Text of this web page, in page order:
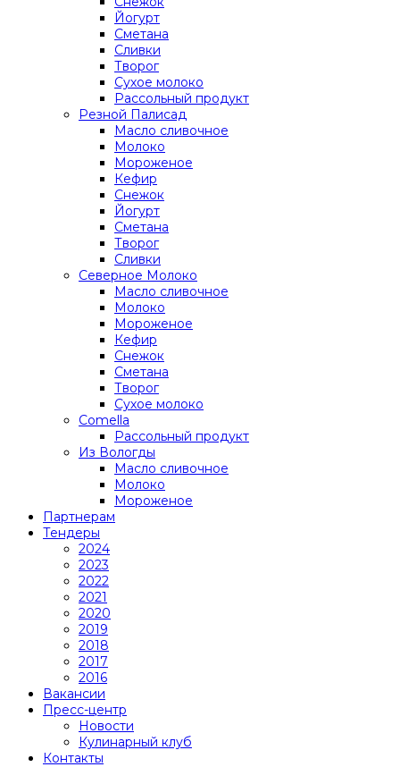
Йогурт
Сметана
Сливки
Творог
Сухое молоко
Рассольный продукт
Резной Палисад
Масло сливочное
Молоко
Мороженое
Кефир
Снежок
Йогурт
Сметана
Творог
Сливки
Северное Молоко
Масло сливочное
Молоко
Мороженое
Кефир
Снежок
Сметана
Творог
Сухое молоко
Comеlla
Рассольный продукт
Из Вологды
Масло сливочное
Молоко
Мороженое
Партнерам
Тендеры
2024
2023
2022
2021
2020
2019
2018
2017
2016
Вакансии
Пресс-центр
Новости
Кулинарный клуб
Контакты